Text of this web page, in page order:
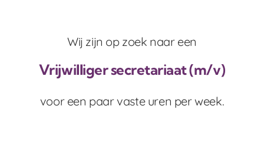
Wij zijn op zoek naar een
Vrijwilliger secretariaat (m/v)
voor een paar vaste uren per week.